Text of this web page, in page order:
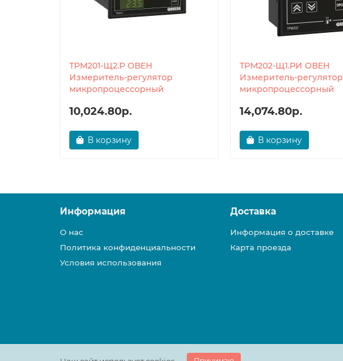
ТРМ201-Щ2.Р ОВЕН
Измеритель-регулятор
микропроцессорный
10,024.80р.
В корзину
ТРМ202-Щ1.РИ ОВЕН
Измеритель-регулятор
микропроцессорный
14,074.80р.
В корзину
Информация
О нас
Политика конфиденциальности
Условия использования
Доставка
Информация о доставке
Карта проезда